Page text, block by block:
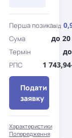
/день
грн
дн.
0%
Перша позикавід
Сума до 20
Термін
РПС 1
Подати
заявку
Характеристики
Попередження